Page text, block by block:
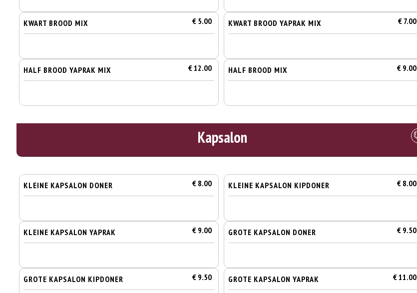
KWART BROOD MIX € 5.00 KWART BROOD YAPRAK MIX € 7.00
HALF BROOD YAPRAK MIX € 12.00 HALF BROOD MIX € 9.00
Kapsalon
KLEINE KAPSALON DONER € 8.00 KLEINE KAPSALON KIPDONER € 8.00
KLEINE KAPSALON YAPRAK € 9.00 GROTE KAPSALON DONER € 9.50
GROTE KAPSALON KIPDONER € 9.50 GROTE KAPSALON YAPRAK € 11.00